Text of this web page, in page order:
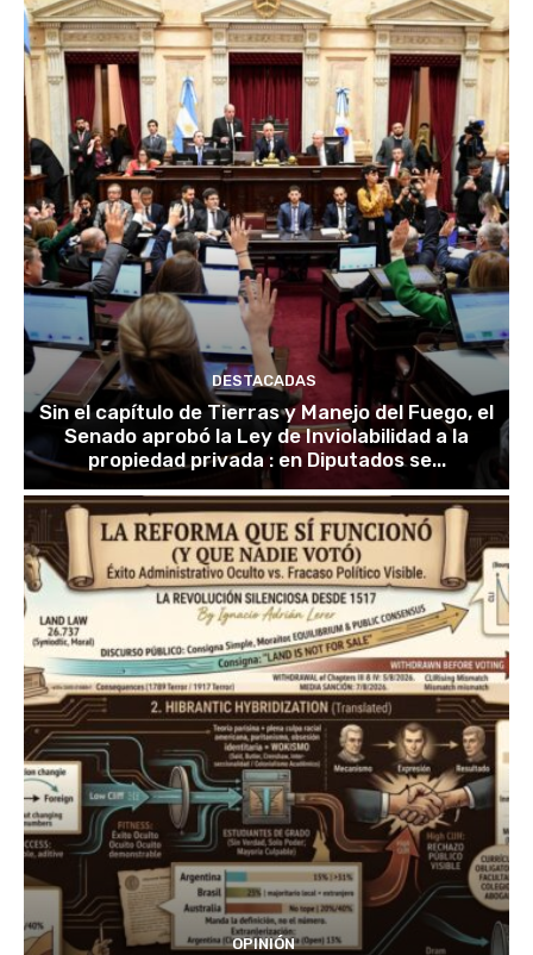
DESTACADAS
Sin el capítulo de Tierras y Manejo del Fuego, el
Senado aprobó la Ley de Inviolabilidad a la
propiedad privada : en Diputados se...
OPINIÓN